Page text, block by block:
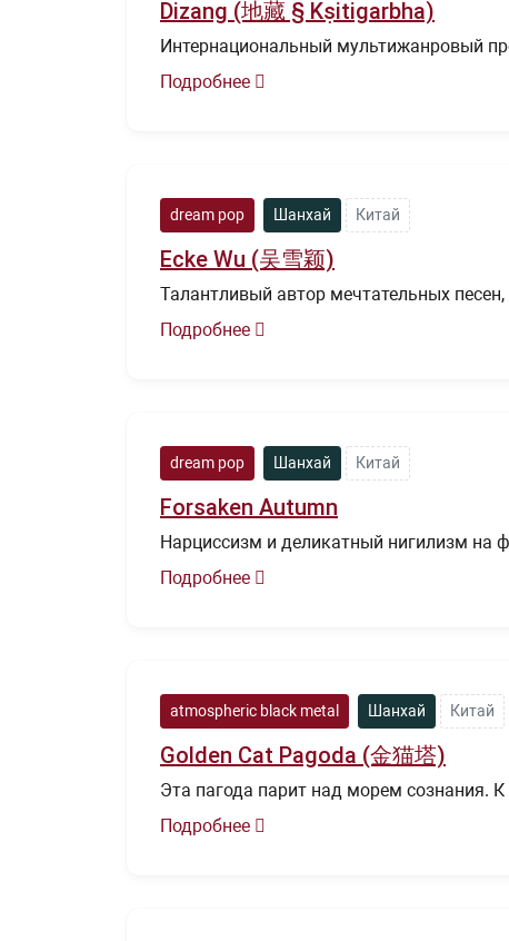
Dizang (地藏 § Kṣitigarbha)
Интернациональный мультижанровый
Подробнее
dream pop Шанхай Китай
Ecke Wu (吴雪颖)
Талантливый автор мечтательных
Подробнее
dream pop Шанхай Китай
Forsaken Autumn
Нарциссизм и деликатный нигилизм на
Подробнее
atmospheric black metal Шанхай Китай
Golden Cat Pagoda (金猫塔)
Эта пагода парит над морем сознания. К
Подробнее